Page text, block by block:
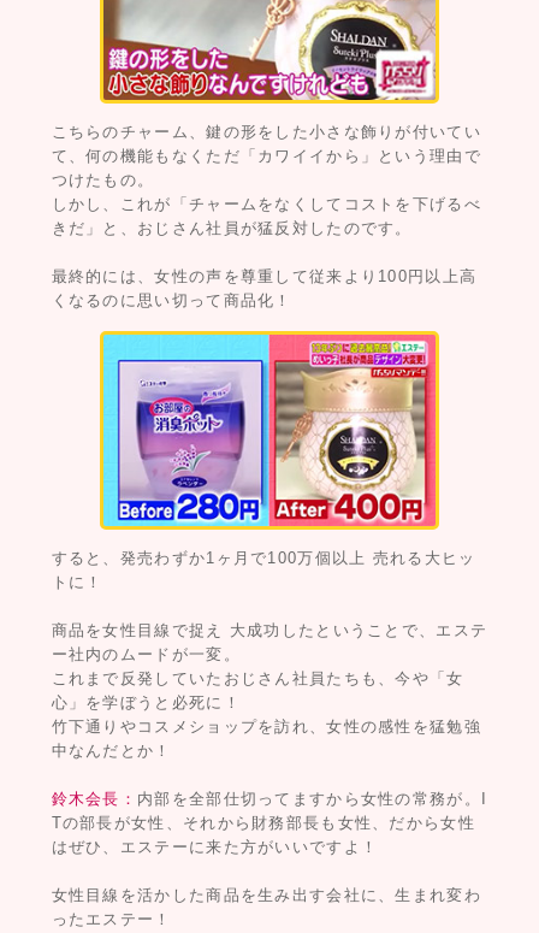
こちらのチャーム、鍵の形をした小さな飾りが付いてい
て、何の機能もなくただ「カワイイから」という理由で
つけたもの。
しかし、これが「チャームをなくしてコストを下げるべ
きだ」と、おじさん社員が猛反対したのです。
最終的には、女性の声を尊重して従来より100円以上高
くなるのに思い切って商品化！
すると、発売わずか1ヶ月で100万個以上 売れる大ヒッ
トに！
商品を女性目線で捉え 大成功したということで、エステ
ー社内のムードが一変。
これまで反発していたおじさん社員たちも、今や「女
心」を学ぼうと必死に！
竹下通りやコスメショップを訪れ、女性の感性を猛勉強
中なんだとか！
鈴木会長： 内部を全部仕切ってますから女性の常務が。I
Tの部長が女性、それから財務部長も女性、だから女性
はぜひ、エステーに来た方がいいですよ！
女性目線を活かした商品を生み出す会社に、生まれ変わ
ったエステー！